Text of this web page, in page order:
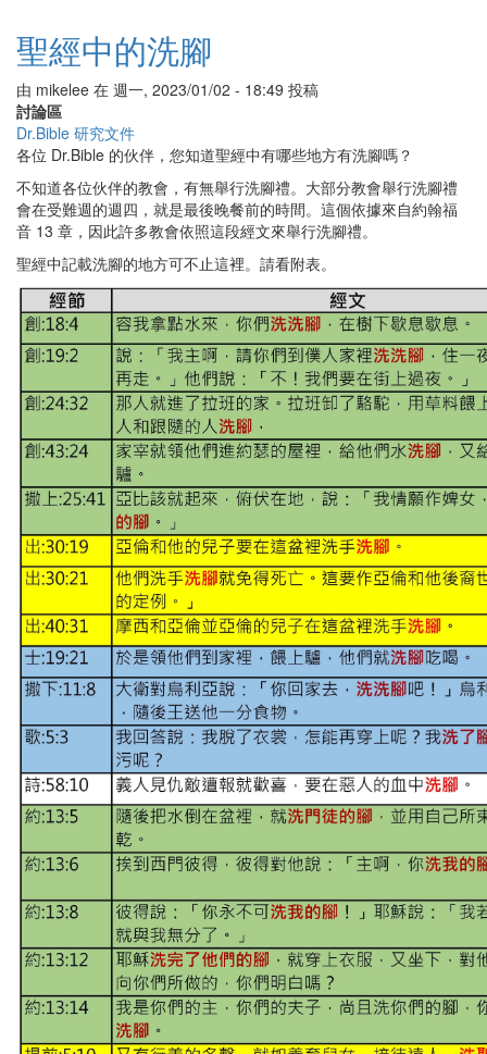
經
的
告
聖經中的洗腳
由 mikelee 在 週一, 2023/01/02 - 18:49 投稿
討論區
Dr.Bible 研究文件
各位 Dr.Bible 的伙伴，您知道聖經中有哪些地方有洗腳嗎？
不知道各位伙伴的教會，有無舉行洗腳禮。大部分教會舉行洗腳禮
會在受難週的週四，就是最後晚餐前的時間。這個依據來自約翰福
音 13 章，因此許多教會依照這段經文來舉行洗腳禮。
聖經中記載洗腳的地方可不止這裡。請看附表。